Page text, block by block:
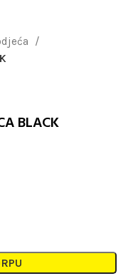
BLACK